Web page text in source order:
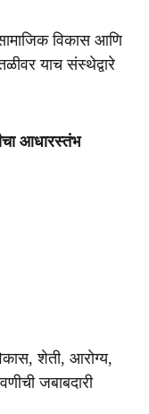
विकास आणि
याच संस्थेद्वारे
आधारस्तंभ
शेती, आरोग्य,
जबाबदारी